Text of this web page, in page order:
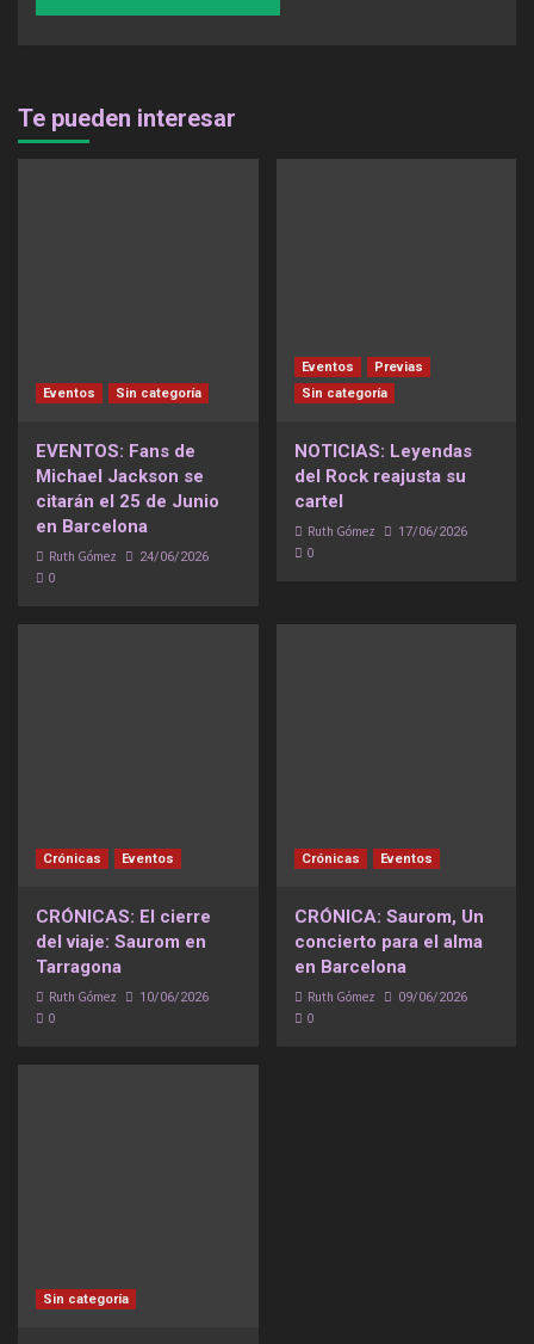
Te pueden interesar
Eventos Sin categoría
EVENTOS: Fans de
Michael Jackson se
citarán el 25 de Junio
en Barcelona
Ruth Gómez 24/06/2026
0
Eventos
Previas
Sin categoría
NOTICIAS: Leyendas
del Rock reajusta su
cartel
Ruth Gómez 17/06/2026
0
Crónicas Eventos
CRÓNICAS: El cierre
del viaje: Saurom en
Tarragona
Ruth Gómez 10/06/2026
0
Crónicas Eventos
CRÓNICA: Saurom, Un
concierto para el alma
en Barcelona
Ruth Gómez 09/06/2026
0
Sin categoría